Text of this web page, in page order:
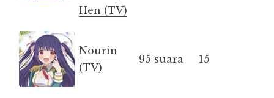
Hen (TV)
Nourin
(TV)
95 suara 15